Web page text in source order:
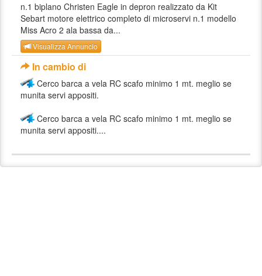
n.1 biplano Christen Eagle in depron realizzato da Kit
Sebart motore elettrico completo di microservi n.1 modello
Miss Acro 2 ala bassa da...
Visualizza Annuncio
In cambio di
Cerco barca a vela RC scafo minimo 1 mt. meglio se
munita servi appositi.
Cerco barca a vela RC scafo minimo 1 mt. meglio se
munita servi appositi....